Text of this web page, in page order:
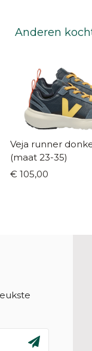
Anderen
Veja runner
(maat 23-35)
€ 105,00